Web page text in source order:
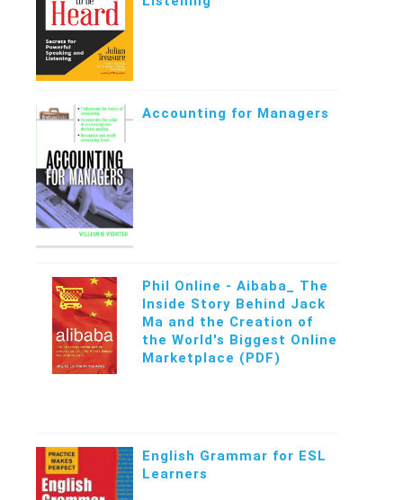
Accounting for Managers
Phil Online - Aibaba_ The
Inside Story Behind Jack
Ma and the Creation of
the World's Biggest Online
Marketplace (PDF)
English Grammar for ESL
Learners